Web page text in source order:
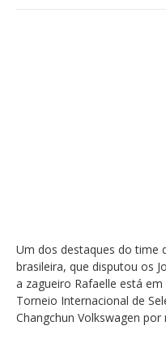
Um dos destaques do time
brasileira, que disputou os
a zagueiro Rafaelle está
Torneio Internacional de
Changchun Volkswagen por